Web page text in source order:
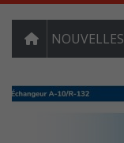
NOUVELLES